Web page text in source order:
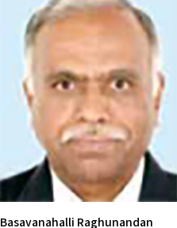
Basavanahalli Raghunandan